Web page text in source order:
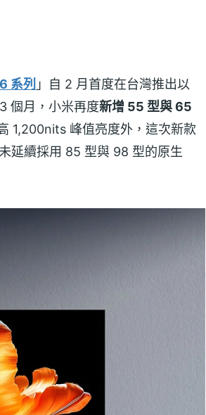
系列 」自 2 月首度在台灣推出以
個月，小米再度新增 55 型與 65
1,200nits 峰值亮度外，這次新款
延續採用 85 型與 98 型的原生